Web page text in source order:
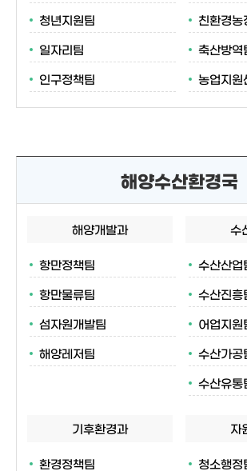
청년지원팀
일자리팀
인구정책팀
친환경농
축산방역
농업지원
해양수산환경국
해양개발과
항만정책팀
항만물류팀
섬자원개발팀
해양레저팀
수
수산산업
수산진흥
어업지원
수산가공
수산유통
기후환경과
환경정책팀
자
청소행정